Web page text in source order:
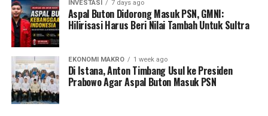
menjadi tulang punggung ekonomi masyarakat,” ujar
Ikhsan Jamal pada Selasa, 12 Desember 2025.
Ikhsan menekankan bahwa kebijakan tersebut
memberikan harapan baru bagi pelaku usaha mikro yang
selama ini membutuhkan tempat usaha yang lebih
representatif, layak, dan strategis.
INVESTASI 7 days ago
Aspal Buton Didorong Masuk PSN, GMNI:
Hilirisasi Harus Beri Nilai Tambah Untuk Sultra
EKONOMI MAKRO 1 week ago
Di Istana, Anton Timbang Usul ke Presiden
Prabowo Agar Aspal Buton Masuk PSN